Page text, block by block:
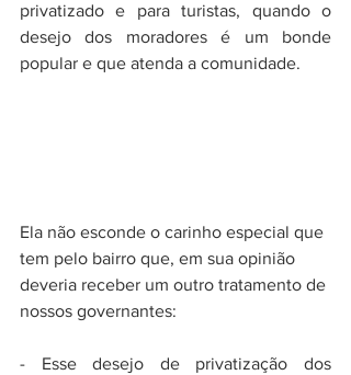
privatizado e para turistas, quando o
desejo dos moradores é um bonde
popular e que atenda a comunidade.
Ela não esconde o carinho especial que
tem pelo bairro que, em sua opinião
deveria receber um outro tratamento de
nossos governantes:
- Esse desejo de privatização dos